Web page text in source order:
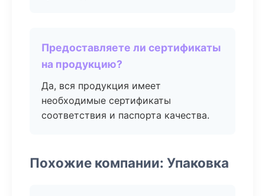
Предоставляете ли сертификаты
на продукцию?
Да, вся продукция имеет
необходимые сертификаты
соответствия и паспорта качества.
Похожие компании: Упаковка